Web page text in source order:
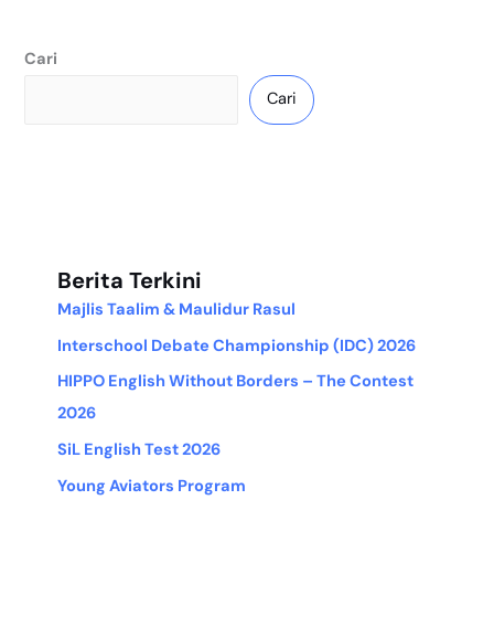
Cari
Cari
Berita Terkini
Majlis Taalim & Maulidur Rasul
Interschool Debate Championship (IDC) 2026
HIPPO English Without Borders – The Contest
2026
SiL English Test 2026
Young Aviators Program